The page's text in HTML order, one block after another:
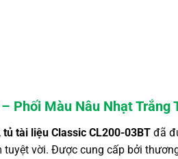
Phối Màu Nâu Nhạt Trắng
tủ tài liệu Classic CL200-03BT đã
vời. Được cung cấp bởi